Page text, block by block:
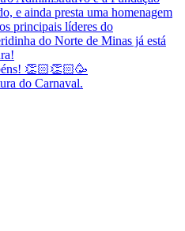
do Carnaval.